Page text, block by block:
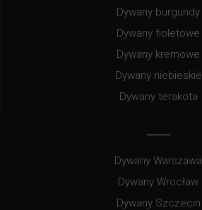
Dywany burgundy
Dywany fioletowe
Dywany kremowe
Dywany niebieskie
Dywany terakota
Dywany Warszawa
Dywany Wrocław
Dywany Szczecin